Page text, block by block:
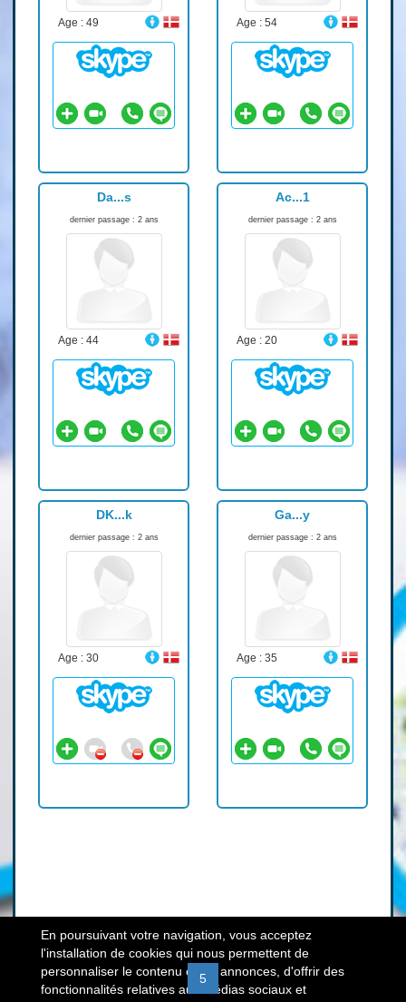
Age : 49 Age : 54
Da...s
dernier passage : 2 ans
Age : 44
Ac...1
dernier passage : 2 ans
Age : 20
DK...k
dernier passage : 2 ans
Age : 30
Ga...y
dernier passage : 2 ans
Age : 35
« 1 2 3 4 5 6 7 8 9
En poursuivant votre navigation, vous acceptez
l'installation de cookies qui nous permettent de
personnaliser le contenu et les annonces, d'offrir des
fonctionnalités relatives aux médias sociaux et